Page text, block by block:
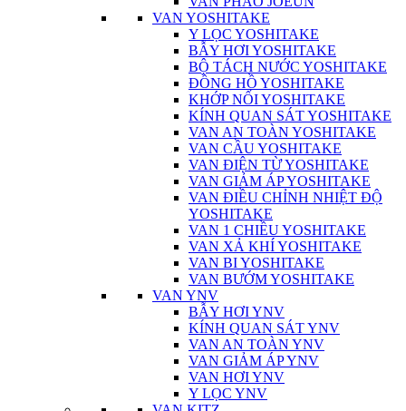
VAN YOSHITAKE
Y LỌC YOSHITAKE
BẪY HƠI YOSHITAKE
BỘ TÁCH NƯỚC YOSHITAKE
ĐỒNG HỒ YOSHITAKE
KHỚP NỐI YOSHITAKE
KÍNH QUAN SÁT YOSHITAKE
VAN AN TOÀN YOSHITAKE
VAN CẦU YOSHITAKE
VAN ĐIỆN TỪ YOSHITAKE
VAN GIẢM ÁP YOSHITAKE
VAN ĐIỀU CHỈNH NHIỆT ĐỘ
YOSHITAKE
VAN 1 CHIỀU YOSHITAKE
VAN XẢ KHÍ YOSHITAKE
VAN BI YOSHITAKE
VAN BƯỚM YOSHITAKE
VAN YNV
BẪY HƠI YNV
KÍNH QUAN SÁT YNV
VAN AN TOÀN YNV
VAN GIẢM ÁP YNV
VAN HƠI YNV
Y LỌC YNV